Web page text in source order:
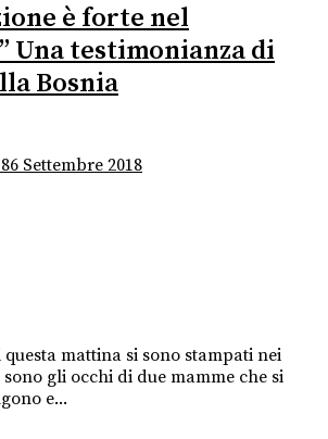
è forte nel
testimonianza di
Bosnia
6 Settembre 2018
mattina si sono stampati nei
gli occhi di due mamme che si
e...